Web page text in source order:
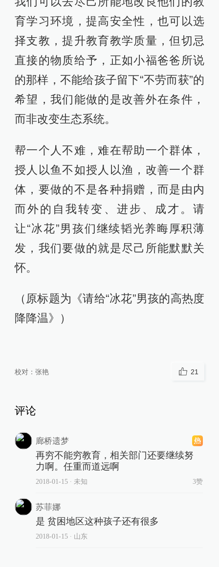
育学习环境，提高安全性，也可以选
择支教，提升教育教学质量，但切忌
直接的物质给予，正如小福爸爸所说
的那样，不能给孩子留下“不劳而获”的
希望，我们能做的是改善外在条件，
而非改变生态系统。
帮一个人不难，难在帮助一个群体，
授人以鱼不如授人以渔，改善一个群
体，要做的不是各种捐赠，而是由内
而外的自我转变、进步、成才。请
让“冰花”男孩们继续韬光养晦厚积薄
发，我们要做的就是尽己所能默默关
怀。
（原标题为《请给“冰花”男孩的高热度
降降温》）
校对： 张艳 21
评论
廊桥遗梦
再穷不能穷教育，相关部门还要继续努
力啊。任重而道远啊
2018-01-15∙ 未知 3赞
苏菲娜
是 贫困地区这种孩子还有很多
2018-01-15∙ 山东